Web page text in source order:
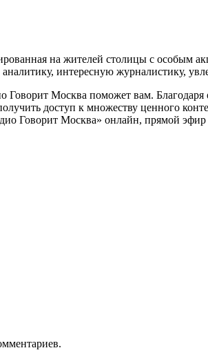
на жителей столицы с особым
интересную журналистику,
Москва поможет вам.
доступ к множеству ценного
Говорит Москва» онлайн, прямой эфир